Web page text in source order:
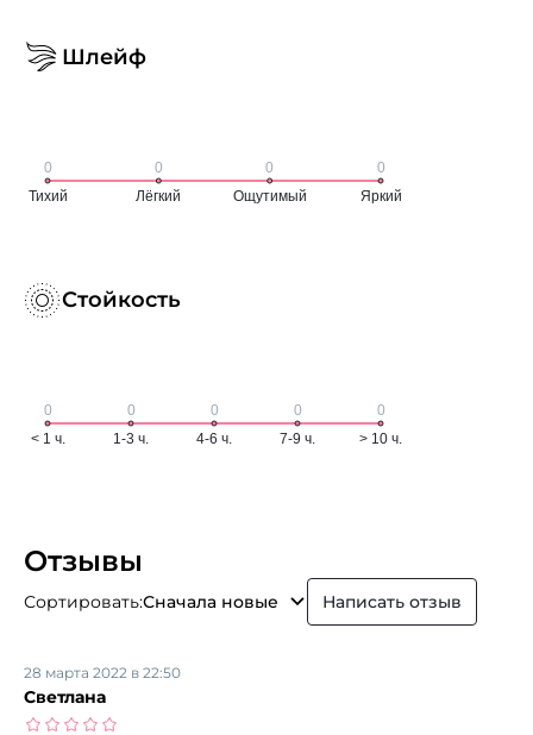
Шлейф
Стойкость
Отзывы
Сортировать:Сначала новые Написать отзыв
Светлана
28 марта 2022 в 22:50